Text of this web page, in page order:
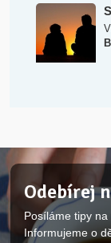
Odebírej
Posíláme tipy
Informujeme o